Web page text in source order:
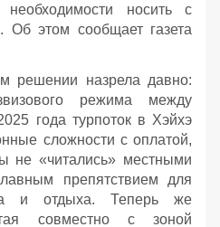
необходимости носить с
этом сообщает газета
решении назрела давно:
режима между
года турпоток в Хэйхэ
сложности с оплатой,
не «читались» местными
препятствием для
и отдыха. Теперь же
совместно с зоной